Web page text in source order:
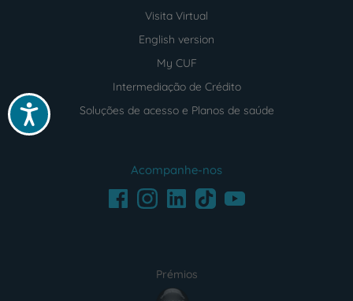
Acessibilidade
Visita Virtual
English version
My CUF
Intermediação de Crédito
Soluções de acesso e Planos de saúde
Acompanhe-nos
FacebookInstagramLinkedInTikTokYoutube
Prémios
award4